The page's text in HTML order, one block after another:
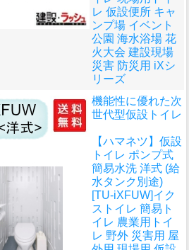
レ 仮設便所 キャ
ンプ場 イベント
公園 海水浴場 花
火大会 建設現場
災害 防災用 iXシ
リーズ
機能性に優れた次
世代型仮設トイレ
【ハマネツ】仮設
トイレ ポンプ式
簡易水洗 洋式 (給
水タンク別途)
[TU-iXFUW]イク
ストイレ 簡易ト
イレ 農業用トイ
レ 野外 災害用 屋